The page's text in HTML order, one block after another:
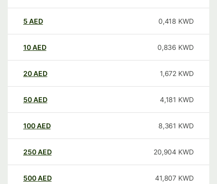
5 AED 0,418 KWD
10AED 0,836 KWD
20AED 1,672 KWD
50AED 4,181 KWD
100AED 8,361 KWD
250AED 20,904 KWD
500AED 41,807 KWD